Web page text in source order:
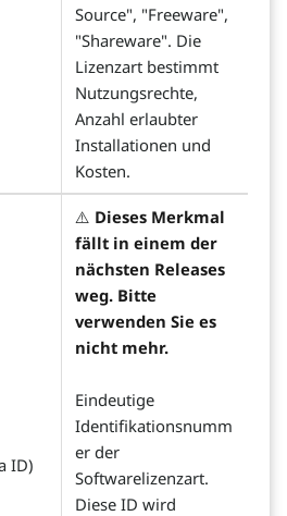
Source", "Freeware",
"Shareware". Die
Lizenzart bestimmt
Nutzungsrechte,
Anzahl erlaubter
Installationen und
Kosten.
ID)
⚠️ Dieses Merkmal
fällt in einem der
nächsten Releases
weg. Bitte
verwenden Sie es
nicht mehr.
Eindeutige
Identifikationsnumm
er der
Softwarelizenzart.
Diese ID wird